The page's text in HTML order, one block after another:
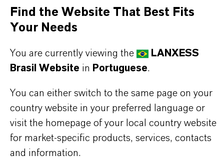
Todas as imagens do produto são apenas
para fins ilustrativos. Use biocidas com
informações do produto antes do uso. As
com a região e países. Para obter pedidos e
usos aprovados atualizados, entre em contato
com seu representante local da LANXESS.
Find the Website That Best Fits
Your Needs
You are currently viewing the
LANXESS
Brasil Website in Portuguese.
You can either switch to the same page on your
country website in your preferred language or
visit the homepage of your local country website
for market-specific products, services, contacts
and information.